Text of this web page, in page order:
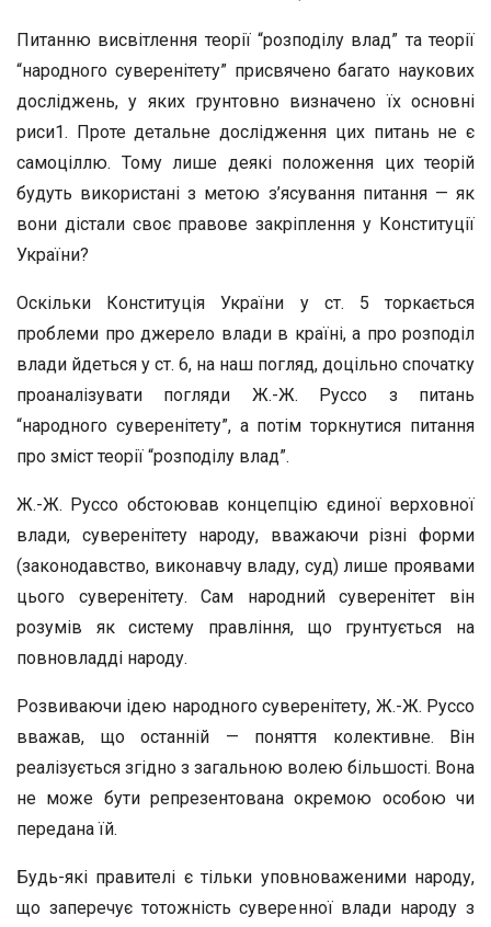
Питанню висвітлення теорії “розподілу влад” та теорії
“народного суверенітету” присвячено багато наукових
досліджень, у яких грунтовно визначено їх основні
риси1. Проте детальне дослідження цих питань не є
самоціллю. Тому лише деякі положення цих теорій
будуть використані з метою з’ясування питання — як
вони дістали своє правове закріплення у Конституції
України?
Оскільки Конституція України у ст. 5 торкається
проблеми про джерело влади в країні, а про розподіл
влади йдеться у ст. 6, на наш погляд, доцільно спочатку
проаналізувати погляди Ж.-Ж. Руссо з питань
“народного суверенітету”, а потім торкнутися питання
про зміст теорії “розподілу влад”.
Ж.-Ж. Руссо обстоював концепцію єдиної верховної
влади, суверенітету народу, вважаючи різні форми
(законодавство, виконавчу владу, суд) лише проявами
цього суверенітету. Сам народний суверенітет він
розумів як систему правління, що грунтується на
повновладді народу.
Розвиваючи ідею народного суверенітету, Ж.-Ж. Руссо
вважав, що останній — поняття колективне. Він
реалізується згідно з загальною волею більшості. Вона
не може бути репрезентована окремою особою чи
передана їй.
Будь-які правителі є тільки уповноваженими народу,
що заперечує тотожність суверенної влади народу з